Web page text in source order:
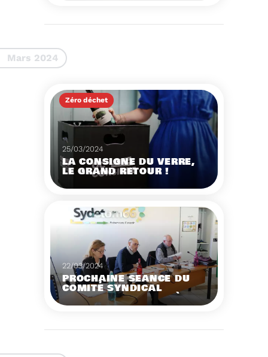
Mars 2024
Zéro déchet
25/03/2024
LA CONSIGNE DU VERRE,
LE GRAND RETOUR !
réseau national France
Consigne vient de
lavage industriel, la
seule en Occitanie.
Voir plus
22/03/2024
PROCHAINE SÉANCE DU
COMITÉ SYNDICAL
MERCREDI 27 MARS À 9
HEURES